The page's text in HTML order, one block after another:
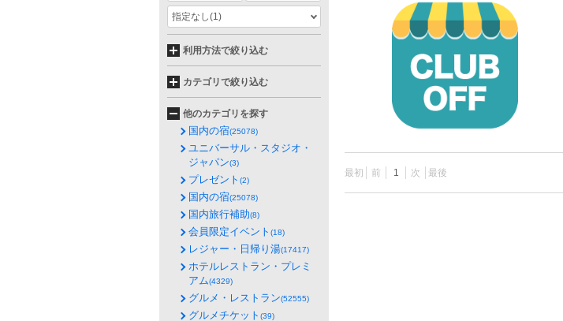
最初 前 1 次 最後
指定なし(1)
利用方法で絞り込む
カテゴリで絞り込む
他のカテゴリを探す
国内の宿(25078)
ユニバーサル・スタジオ・
ジャパン(3)
プレゼント (2)
国内の宿(25078)
国内旅行補助(8)
会員限定イベント (18)
レジャー・日帰り湯(17417)
ホテルレストラン・プレミ
アム(4329)
グルメ・レストラン(52555)
グルメチケット (39)